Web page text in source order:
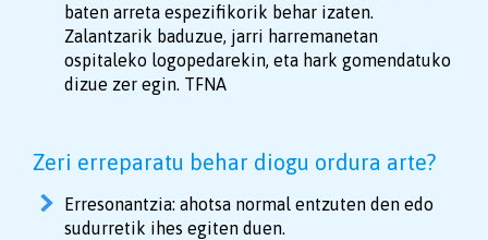
baten arreta espezifikorik behar izaten.
Zalantzarik baduzue, jarri harremanetan
ospitaleko logopedarekin, eta hark gomendatuko
dizue zer egin. TFNA
Zeri erreparatu behar diogu ordura arte?
Erresonantzia: ahotsa normal entzuten den edo
sudurretik ihes egiten duen.